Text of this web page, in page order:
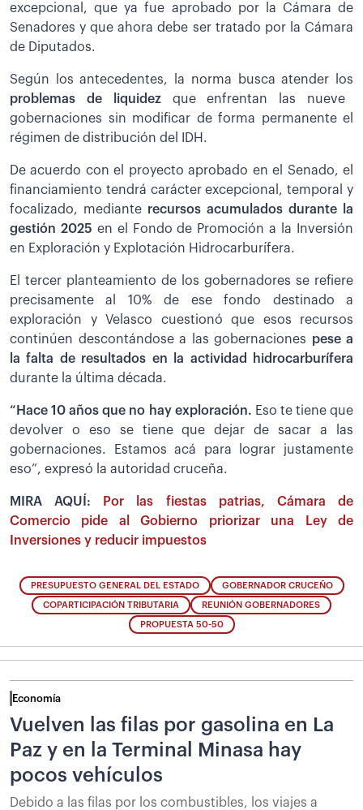
excepcional, que ya fue aprobado por la Cámara de
Senadores y que ahora debe ser tratado por la Cámara
de Diputados.
Según los antecedentes, la norma busca atender los
problemas de liquidez que enfrentan las nueve
gobernaciones sin modificar de forma permanente el
régimen de distribución del IDH.
De acuerdo con el proyecto aprobado en el Senado, el
financiamiento tendrá carácter excepcional, temporal y
focalizado, mediante recursos acumulados durante la
gestión 2025 en el Fondo de Promoción a la Inversión
en Exploración y Explotación Hidrocarburífera.
El tercer planteamiento de los gobernadores se refiere
precisamente al 10% de ese fondo destinado a
exploración y Velasco cuestionó que esos recursos
continúen descontándose a las gobernaciones pese a
la falta de resultados en la actividad hidrocarburífera
durante la última década.
“Hace 10 años que no hay exploración. Eso te tiene que
devolver o eso se tiene que dejar de sacar a las
gobernaciones. Estamos acá para lograr justamente
eso”, expresó la autoridad cruceña.
MIRA AQUÍ:
Por las fiestas patrias, Cámara de
Comercio pide al Gobierno priorizar una Ley de
Inversiones y reducir impuestos
PRESUPUESTO GENERAL DEL ESTADO GOBERNADOR CRUCEÑO
COPARTICIPACIÓN TRIBUTARIA REUNIÓN GOBERNADORES
PROPUESTA 50-50
Economía
Vuelven las filas por gasolina en La
Paz y en la Terminal Minasa hay
pocos vehículos
Debido a las filas por los combustibles, los viajes a